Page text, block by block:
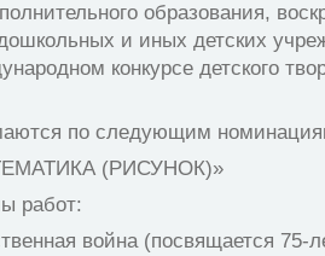
образования,
и иных детских
конкурсе детского
по следующим
(РИСУНОК)»
работ:
война (посвящается